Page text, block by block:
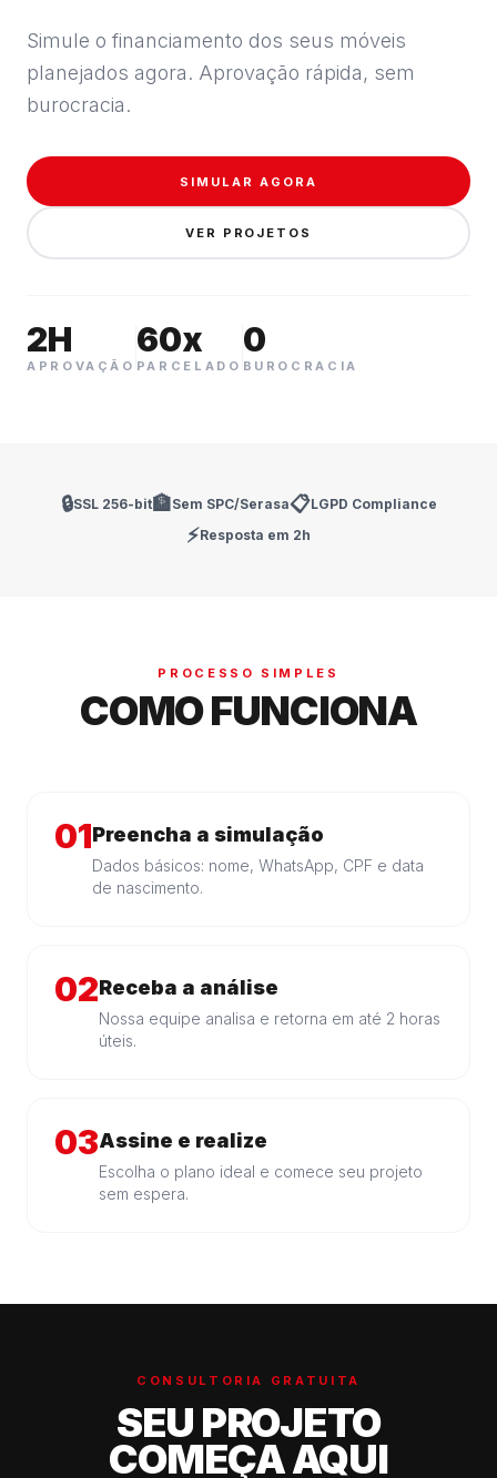
Simule o financiamento dos seus móveis
planejados agora. Aprovação rápida, sem
burocracia.
SIMULAR AGORA
VER PROJETOS
2H
APROVAÇÃO
60x
PARCELADO
0
BUROCRACIA
🔒SSL 256-bit🏦Sem SPC/Serasa📋LGPD Compliance
⚡Resposta em 2h
PROCESSO SIMPLES
COMO FUNCIONA
01Preencha a simulação
Dados básicos: nome, WhatsApp, CPF e data
de nascimento.
02Receba a análise
Nossa equipe analisa e retorna em até 2 horas
úteis.
03Assine e realize
Escolha o plano ideal e comece seu projeto
sem espera.
CONSULTORIA GRATUITA
SEU PROJETO
COMEÇA AQUI